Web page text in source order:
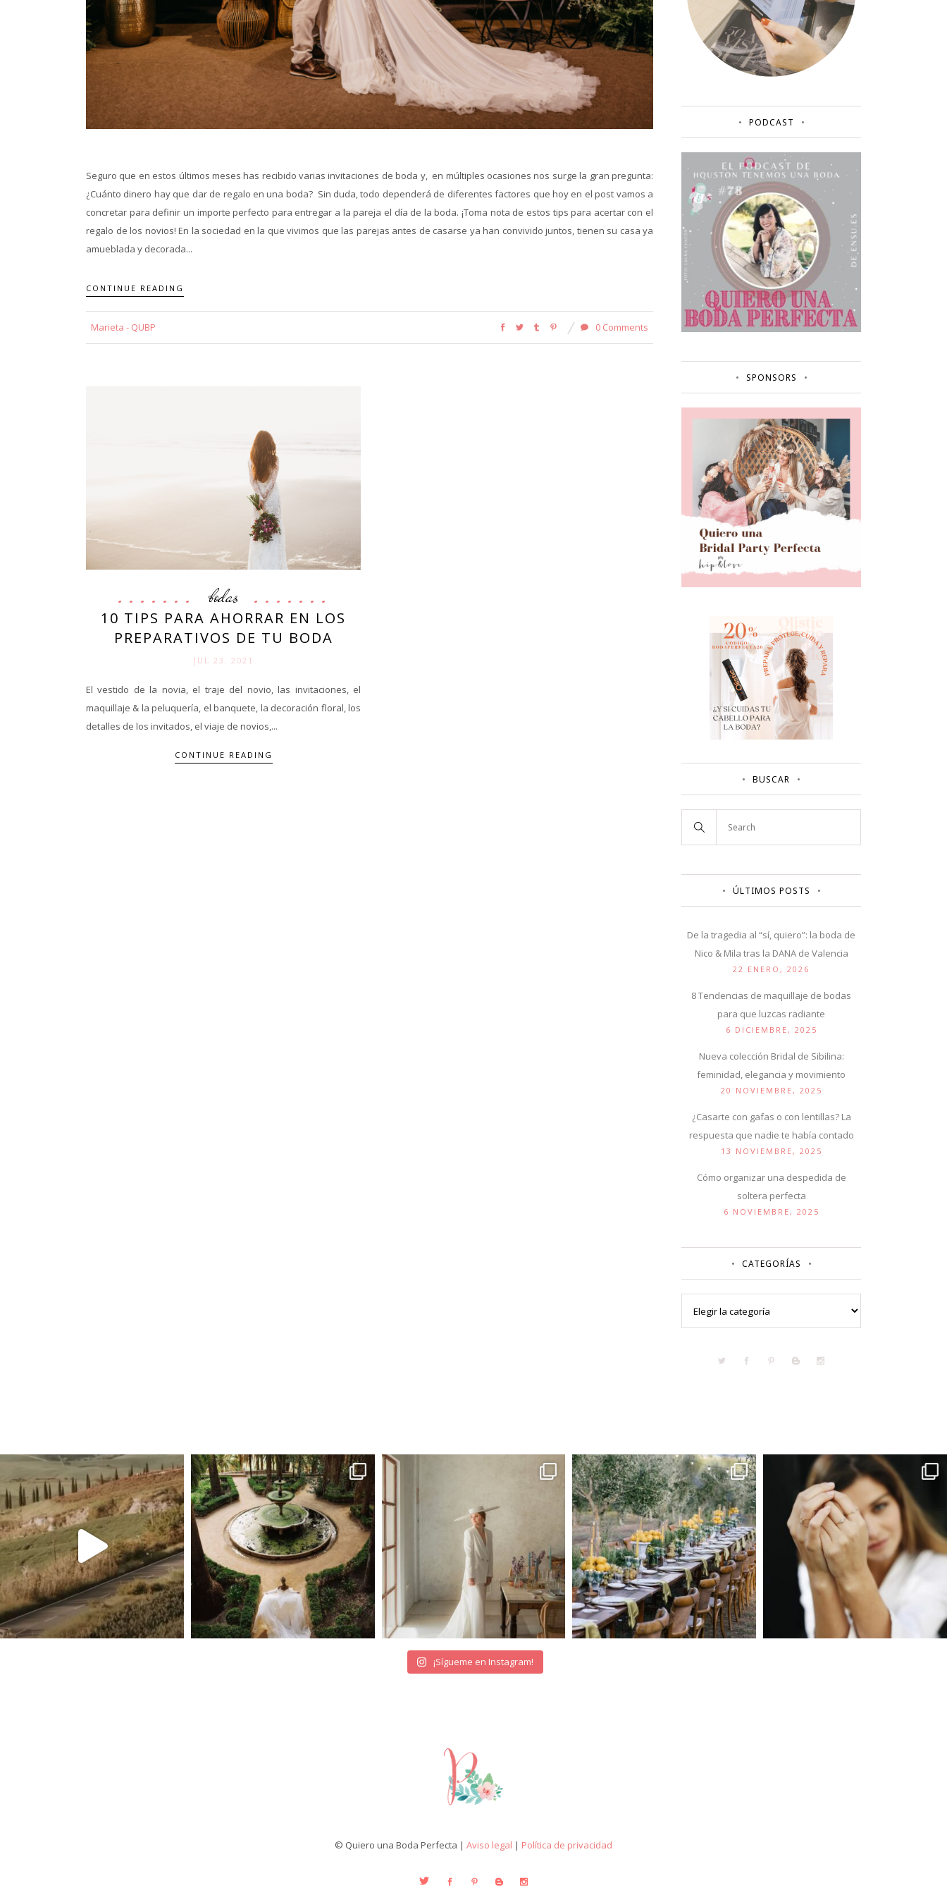
Seguro que en estos últimos meses has recibido varias invitaciones de boda y, en múltiples ocasiones nos surge la gran pregunta:
¿Cuánto dinero hay que dar de regalo en una boda? Sin duda, todo dependerá de diferentes factores que hoy en el post vamos a
concretar para definir un importe perfecto para entregar a la pareja el día de la boda. ¡Toma nota de estos tips para acertar con el
regalo de los novios! En la sociedad en la que vivimos que las parejas antes de casarse ya han convivido juntos, tienen su casa ya
amueblada y decorada...
CONTINUE READING
Marieta - QUBP 0 Comments
bodas
10 TIPS PARA AHORRAR EN LOS
PREPARATIVOS DE TU BODA
JUL 23. 2021
El vestido de la novia, el traje del novio, las invitaciones, el
maquillaje & la peluquería, el banquete, la decoración floral, los
detalles de los invitados, el viaje de novios,...
CONTINUE READING
PODCAST
SPONSORS
BUSCAR
ÚLTIMOS POSTS
De la tragedia al “sí, quiero”: la boda de
Nico & Mila tras la DANA de Valencia
22 ENERO, 2026
8 Tendencias de maquillaje de bodas
para que luzcas radiante
6 DICIEMBRE, 2025
Nueva colección Bridal de Sibilina:
feminidad, elegancia y movimiento
20 NOVIEMBRE, 2025
¿Casarte con gafas o con lentillas? La
respuesta que nadie te había contado
13 NOVIEMBRE, 2025
Cómo organizar una despedida de
soltera perfecta
6 NOVIEMBRE, 2025
CATEGORÍAS
¡Sígueme en Instagram!
© Quiero una Boda Perfecta | Aviso legal | Política de privacidad